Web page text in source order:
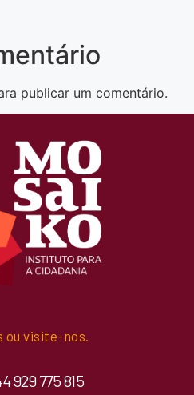
publicar um comentário.
ou visite-nos.
929 775 815